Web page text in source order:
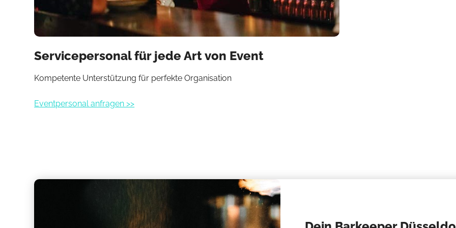
Servicepersonal für jede Art von Event
Kompetente Unterstützung für perfekte Organisation
Eventpersonal anfragen >>